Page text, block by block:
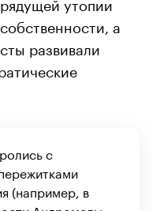
а
развивали
с
(например, в